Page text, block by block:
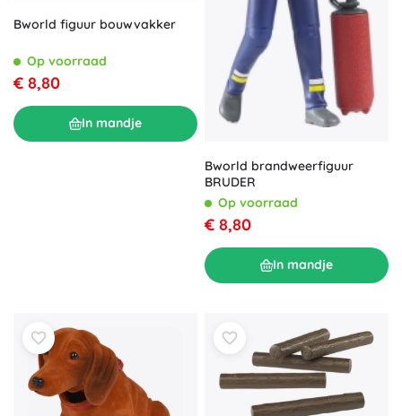
Bworld figuur bouwvakker
Op voorraad
€ 8,80
In mandje
Bworld brandweerfiguur
BRUDER
Op voorraad
€ 8,80
In mandje